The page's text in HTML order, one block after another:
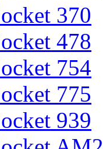
370
478
754
775
939